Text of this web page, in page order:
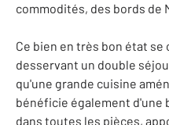
commodités, des bords de
Ce bien en très bon état
desservant un double
qu'une grande cuisine
bénéficie également d'une
dans toutes les pièces,